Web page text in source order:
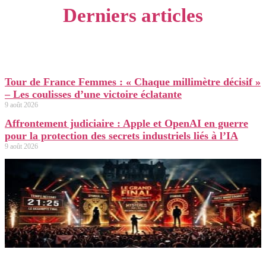
Derniers articles
Tour de France Femmes : « Chaque millimètre décisif »
– Les coulisses d’une victoire éclatante
9 août 2026
Affrontement judiciaire : Apple et OpenAI en guerre
pour la protection des secrets industriels liés à l’IA
9 août 2026